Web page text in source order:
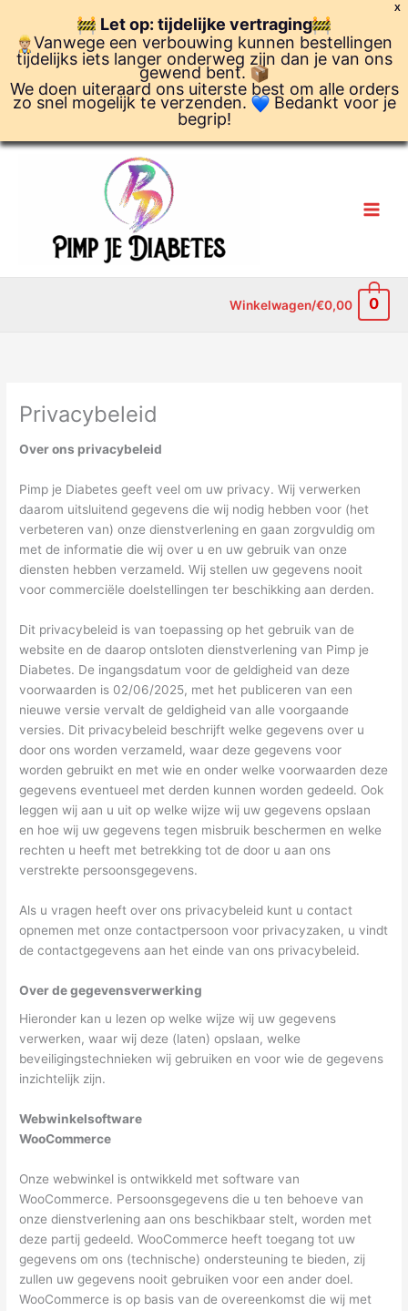
X
Let op: tijdelijke vertraging
Vanwege een verbouwing kunnen bestellingen
tijdelijks iets langer onderweg zijn dan je van ons
gewend bent.
We doen uiteraard ons uiterste best om alle orders
zo snel mogelijk te verzenden.
Bedankt voor je
begrip!
inhoud
Winkelwagen/€0,00 0
Privacybeleid
Over ons privacybeleid
Pimp je Diabetes geeft veel om uw privacy. Wij verwerken
daarom uitsluitend gegevens die wij nodig hebben voor (het
verbeteren van) onze dienstverlening en gaan zorgvuldig om
met de informatie die wij over u en uw gebruik van onze
diensten hebben verzameld. Wij stellen uw gegevens nooit
voor commerciële doelstellingen ter beschikking aan derden.
Dit privacybeleid is van toepassing op het gebruik van de
website en de daarop ontsloten dienstverlening van Pimp je
Diabetes. De ingangsdatum voor de geldigheid van deze
voorwaarden is 02/06/2025, met het publiceren van een
nieuwe versie vervalt de geldigheid van alle voorgaande
versies. Dit privacybeleid beschrijft welke gegevens over u
door ons worden verzameld, waar deze gegevens voor
worden gebruikt en met wie en onder welke voorwaarden deze
gegevens eventueel met derden kunnen worden gedeeld. Ook
leggen wij aan u uit op welke wijze wij uw gegevens opslaan
en hoe wij uw gegevens tegen misbruik beschermen en welke
rechten u heeft met betrekking tot de door u aan ons
verstrekte persoonsgegevens.
Als u vragen heeft over ons privacybeleid kunt u contact
opnemen met onze contactpersoon voor privacyzaken, u vindt
de contactgegevens aan het einde van ons privacybeleid.
Over de gegevensverwerking
Hieronder kan u lezen op welke wijze wij uw gegevens
verwerken, waar wij deze (laten) opslaan, welke
beveiligingstechnieken wij gebruiken en voor wie de gegevens
inzichtelijk zijn.
Webwinkelsoftware
WooCommerce
Onze webwinkel is ontwikkeld met software van
WooCommerce. Persoonsgegevens die u ten behoeve van
onze dienstverlening aan ons beschikbaar stelt, worden met
deze partij gedeeld. WooCommerce heeft toegang tot uw
gegevens om ons (technische) ondersteuning te bieden, zij
zullen uw gegevens nooit gebruiken voor een ander doel.
WooCommerce is op basis van de overeenkomst die wij met